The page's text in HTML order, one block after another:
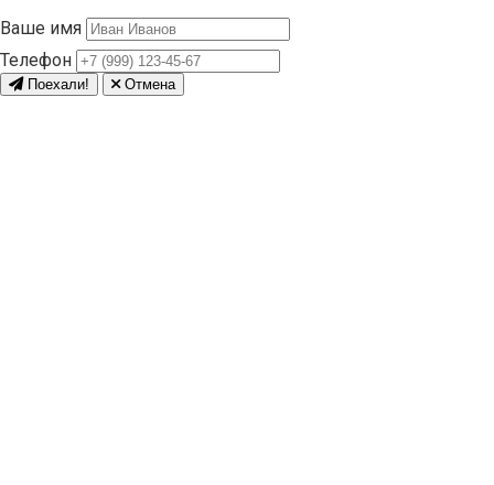
Ваше имя
Телефон
Поехали! Отмена